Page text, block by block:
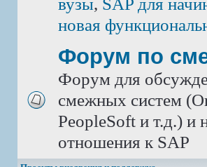
новая
Форум по
Форум для
смежных систем
PeopleSoft и т.д.)
отношения к SAP